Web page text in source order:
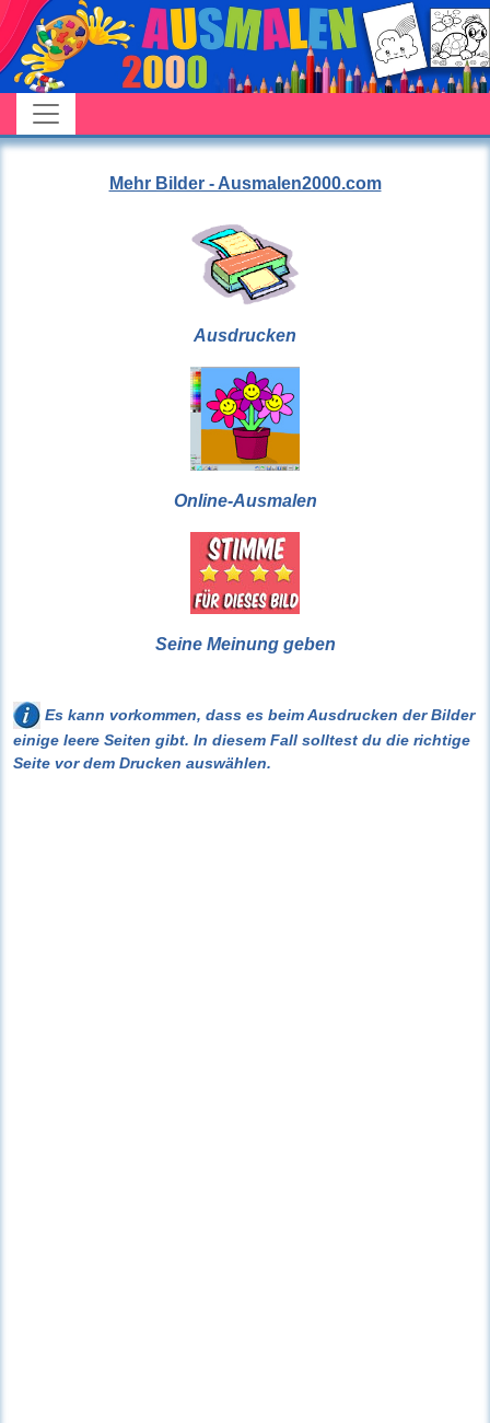
Mehr Bilder - Ausmalen2000.com
Ausdrucken
Online-Ausmalen
Seine Meinung geben
Es kann vorkommen, dass es beim Ausdrucken der Bilder
einige leere Seiten gibt. In diesem Fall solltest du die richtige
Seite vor dem Drucken auswählen.